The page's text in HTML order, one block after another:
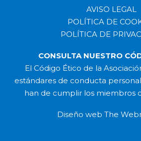
AVISO LEGAL
POLÍTICA DE
POLÍTICA DE
CONSULTA NUESTRO
El Código Ético de la
estándares de conducta
han de cumplir los miembros
Diseño web The